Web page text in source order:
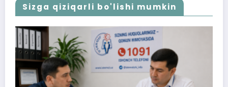
Sizga qiziqarli bo'lishi mumkin